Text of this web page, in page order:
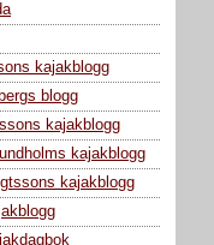
kajakblogg
blogg
kajakblogg
kajakblogg
kajakblogg